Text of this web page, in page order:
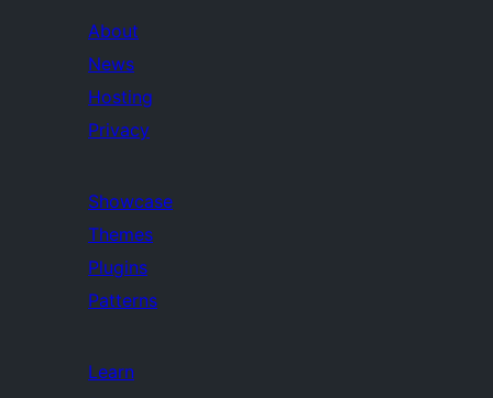
About
News
Hosting
Privacy
Showcase
Themes
Plugins
Patterns
Learn